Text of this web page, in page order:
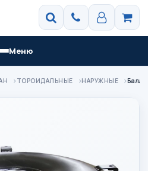
Меню
ТОРОИДАЛЬНЫЕ НАРУЖНЫЕ